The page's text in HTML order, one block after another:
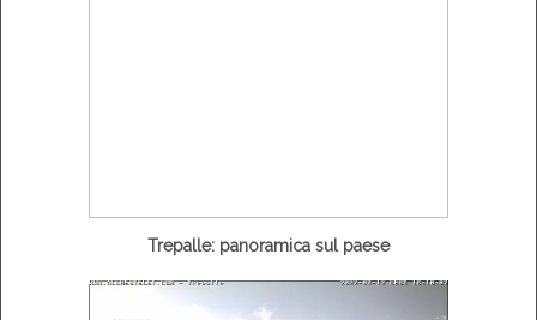
Trepalle: panoramica sul paese